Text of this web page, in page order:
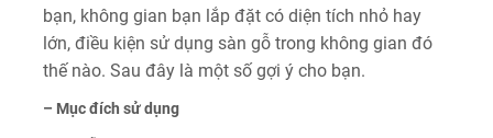
bạn, không gian bạn lắp đặt có diện tích nhỏ hay
lớn, điều kiện sử dụng sàn gỗ trong không gian đó
thế nào. Sau đây là một số gợi ý cho bạn.
– Mục đích sử dụng